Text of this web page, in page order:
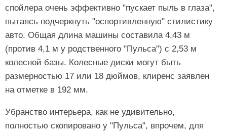
спойлера очень эффективно "пускает пыль в глаза",
пытаясь подчеркнуть "оспортивленную" стилистику
авто. Общая длина машины составила 4,43 м
(против 4,1 м у родственного "Пульса") с 2,53 м
колесной базы. Колесные диски могут быть
размерностью 17 или 18 дюймов, клиренс заявлен
на отметке в 192 мм.
Убранство интерьера, как не удивительно,
полностью скопировано у "Пульса", впрочем, для